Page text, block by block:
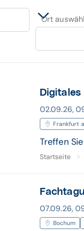
Ort
02.09.26,
Frankfurt
Treffen
Startseite
07.09.26,
Bochum